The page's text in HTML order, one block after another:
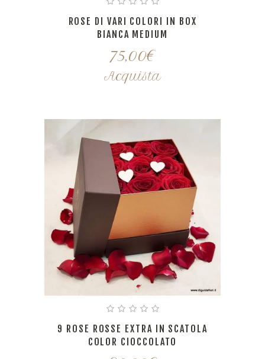
ROSE DI VARI COLORI IN BOX
BIANCA MEDIUM
75,00€
Acquista
9 ROSE ROSSE EXTRA IN SCATOLA
COLOR CIOCCOLATO